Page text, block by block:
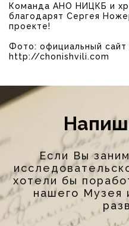
Команда АНО НИЦКБ и
благодарят Сергея
проекте!
Фото: официальный
http://chonishvili.com
Если Вы
хотели бы
нашего Музея